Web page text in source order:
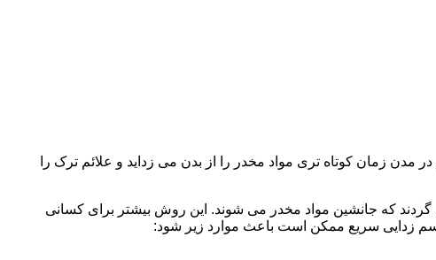
زمان کوتاه تری مواد مخدر را از بدن می زداید و علائم ترک را
که جانشین مواد مخدر می شوند. این روش بیشتر برای کسانی
سم زدایی سریع ممکن است باعث موارد زیر شود: